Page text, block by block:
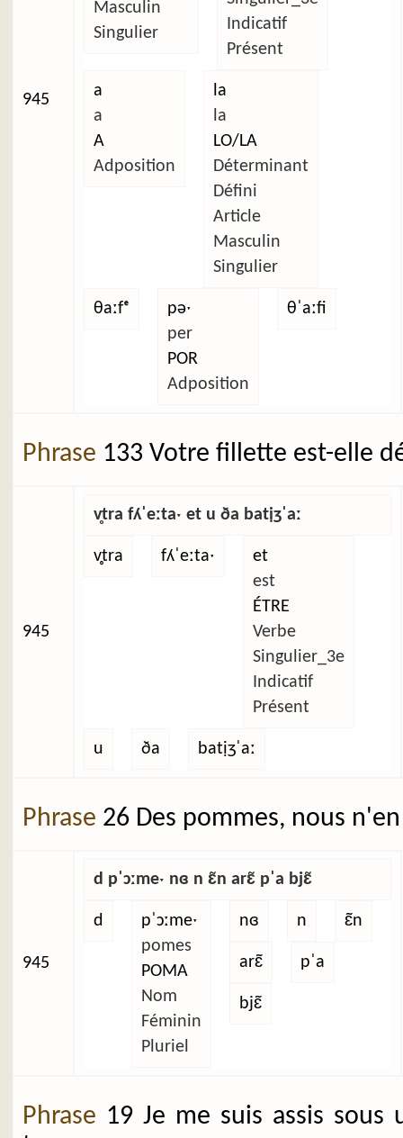
945
Masculin
Singulier
Indicatif
Présent
a
a
A
Adposition
la
la
LO/LA
Déterminant
Défini
Article
Masculin
Singulier
θaːfᵉ
pəˑ
per
POR
Adposition
θˈaːfi
Phrase 133 Votre fillette est-elle
945
v̥tra fʎˈeːtaˑ et u ða batịʒˈaː
v̥tra fʎˈeːtaˑ
et
est
ÉTRE
Verbe
Singulier_3e
Indicatif
Présent
u ða batịʒˈaː
Phrase 26 Des pommes, nous
945
d pˈɔːmeˑ nɞ n ɛ̃n arɛ̃ pˈa bjɛ̃
d
pˈɔːmeˑ
pomes
POMA
Nom
Féminin
Pluriel
nɞ n ɛ̃n
arɛ̃ pˈa
bjɛ̃
Phrase 19 Je me suis assis